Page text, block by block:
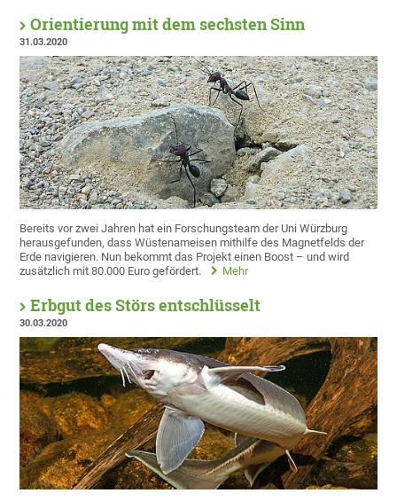
Orientierung mit dem sechsten Sinn
31.03.2020
Bereits vor zwei Jahren hat ein Forschungsteam der Uni Würzburg
herausgefunden, dass Wüstenameisen mithilfe des Magnetfelds der
Erde navigieren. Nun bekommt das Projekt einen Boost – und wird
zusätzlich mit 80.000 Euro gefördert.
Mehr
Erbgut des Störs entschlüsselt
30.03.2020